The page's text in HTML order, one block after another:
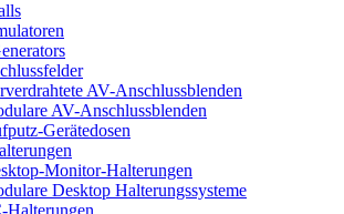
AV-Anschlussblenden
AV-Anschlussblenden
Gerätedosen
Monitor-Halterungen
Desktop Halterungssysteme
Halterungen